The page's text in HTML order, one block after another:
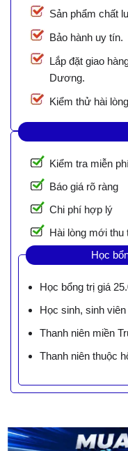
Sản phẩm chất
Bảo hành uy tín.
Lắp đặt giao
Dương.
Kiểm thử hài
Kiểm tra miễn
Báo giá rõ ràng
Chi phí hợp lý
Hài lòng mới thu
Học
Học bổng trị giá
Học sinh, sinh viên
Thanh niên miền
Thanh niên thuộc